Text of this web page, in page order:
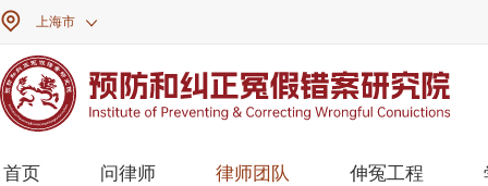
 上海市 
首页 问律师 律师团队 伸冤工程